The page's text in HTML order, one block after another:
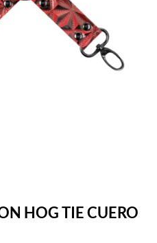
HOG TIE CUERO